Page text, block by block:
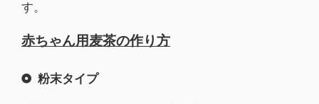
す。
赤ちゃん用麦茶の作り方
粉末タイプ